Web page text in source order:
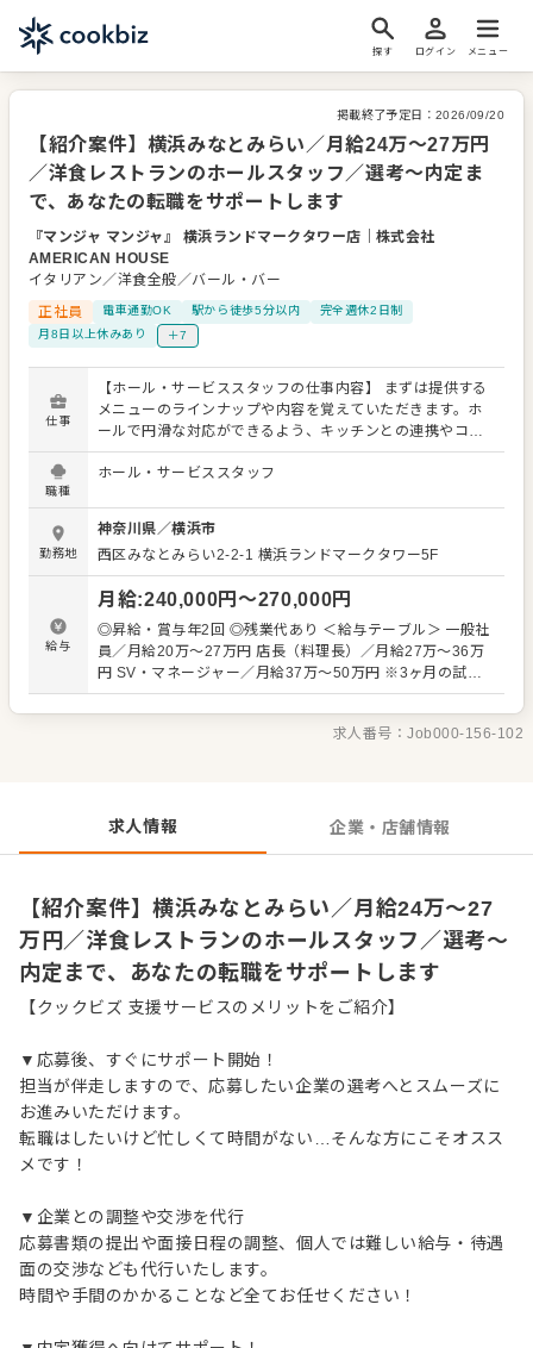
探す ログイン メニュー
掲載終了予定日： 2026/09/20
【紹介案件】横浜みなとみらい／月給24万～27万円
／洋食レストランのホールスタッフ／選考～内定ま
で、あなたの転職をサポートします
『マンジャ マンジャ』 横浜ランドマークタワー店 ｜株式会社
AMERICAN HOUSE
イタリアン／洋食全般／バール・バー
正社員
電車通勤OK 駅から徒歩5分以内
完全週休2日制
月8日以上休みあり
＋7
仕事
【ホール・サービススタッフの仕事内容】 まずは提供する
メニューのラインナップや内容を覚えていただきます。ホ
ールで円滑な対応ができるよう、キッチンとの連携やコミ
ュニケーションも大切にしてください。 お店の顔として、
お客さまから直接感謝の言葉をいただいたり、改善要求な
ーに共有しながら、よりよいお店づくりを心がけてくださ
い。オペレーション改善などのアイデアも大歓迎です。
【具体的には…】 ・お席へのご案内、オーダーテイク、レ
ジ対応など接客全般 ・ドリンク作り、提供 ・テーブルの片
づけ、清掃 ・予約管理、電話対応 など 入社後はスキルに
合わせた業務からお任せしますので、徐々に仕事の幅を広
げていきましょう。成長をしっかりサポートしますので、
経験に関わらず安心してスタートできる環境です。 ゆくゆ
職種
ホール・サービススタッフ
勤務地
神奈川県／横浜市
西区みなとみらい2-2-1 横浜ランドマークタワー5F
給与
月給:240,000円〜270,000円
◎昇給・賞与年2回 ◎残業代あり ＜給与テーブル＞ 一般社
員／月給20万～27万円 店長（料理長）／月給27万～36万
円 SV・マネージャー／月給37万～50万円 ※3ヶ月の試用
期間あり（期間中、給与待遇変更なし） ※経験・スキルを
考慮し決定します ※みなし残業32時間¥46,480～￥50,100
求人番号：Job000-156-102
求人情報 企業・店舗情報
【紹介案件】横浜みなとみらい／月給24万～27
万円／洋食レストランのホールスタッフ／選考～
内定まで、あなたの転職をサポートします
【クックビズ 支援サービスのメリットをご紹介】
▼応募後、すぐにサポート開始！
担当が伴走しますので、応募したい企業の選考へとスムーズに
お進みいただけます。
転職はしたいけど忙しくて時間がない…そんな方にこそオスス
メです！
▼企業との調整や交渉を代行
応募書類の提出や面接日程の調整、個人では難しい給与・待遇
面の交渉なども代行いたします。
時間や手間のかかることなど全てお任せください！